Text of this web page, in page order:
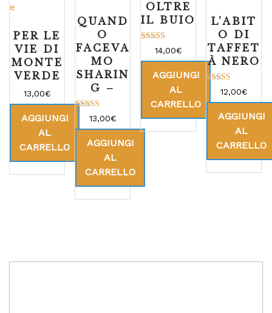
PER LE
VIE DI
MONTE
VERDE
13,00€
AGGIUNGI
AL
CARRELLO
QUAND
O
FACEVA
MO
SHARIN
G –
Valutato
5.00
su 5
13,00€
AGGIUNGI
AL
CARRELLO
OLTRE
IL BUIO
Valutato
5.00
su 5
14,00€
AGGIUNGI
AL
CARRELLO
L’ABIT
O DI
TAFFET
À NERO
Valutato
5.00
su 5
12,00€
AGGIUNGI
AL
CARRELLO